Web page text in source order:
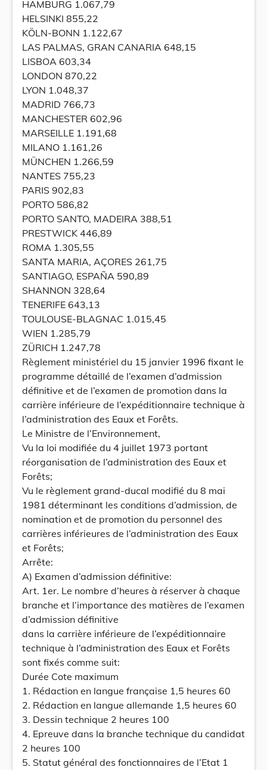
HAMBURG 1.067,79
HELSINKI 855,22
KÖLN-BONN 1.122,67
LAS PALMAS, GRAN CANARIA 648,15
LISBOA 603,34
LONDON 870,22
LYON 1.048,37
MADRID 766,73
MANCHESTER 602,96
MARSEILLE 1.191,68
MILANO 1.161,26
MÜNCHEN 1.266,59
NANTES 755,23
PARIS 902,83
PORTO 586,82
PORTO SANTO, MADEIRA 388,51
PRESTWICK 446,89
ROMA 1.305,55
SANTA MARIA, AÇORES 261,75
SANTIAGO, ESPAÑA 590,89
SHANNON 328,64
TENERIFE 643,13
TOULOUSE-BLAGNAC 1.015,45
WIEN 1.285,79
ZÜRICH 1.247,78
Règlement ministériel du 15 janvier 1996 fixant le
programme détaillé de l’examen d’admission
définitive et de l’examen de promotion dans la
carrière inférieure de l’expéditionnaire technique à
l’administration des Eaux et Forêts.
Le Ministre de l’Environnement,
Vu la loi modifiée du 4 juillet 1973 portant
réorganisation de l’administration des Eaux et
Forêts;
Vu le règlement grand-ducal modifié du 8 mai
1981 déterminant les conditions d’admission, de
nomination et de promotion du personnel des
carrières inférieures de l’administration des Eaux
et Forêts;
Arrête:
A) Examen d’admission définitive:
Art. 1er. Le nombre d’heures à réserver à chaque
branche et l’importance des matières de l’examen
d’admission définitive
dans la carrière inférieure de l’expéditionnaire
technique à l’administration des Eaux et Forêts
sont fixés comme suit:
Durée Cote maximum
1. Rédaction en langue française 1,5 heures 60
2. Rédaction en langue allemande 1,5 heures 60
3. Dessin technique 2 heures 100
4. Epreuve dans la branche technique du candidat
2 heures 100
5. Statut général des fonctionnaires de l’Etat 1